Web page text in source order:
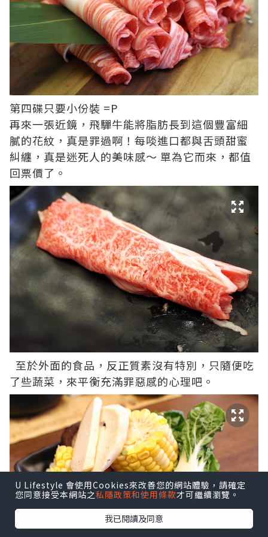
第四碟只要小份裝 =P
再來一張近鏡，飛驒牛能將脂肪長到這個豐富細
膩的花紋，真是罪過啊！每啖進口都與舌頭甜蜜
糾纏，真是迷死人的美味感～ 單為它而來，都值
回票價了。
至於外面的食品，反正質素沒有特別，只隨便吃
了些蔬菜，來平衡充滿罪惡感的心理吧。
U Lifestyle 會使用Cookies來改善您的網站體驗，請確定
您同意接受本網站之私隱政策和使用條款才可繼續瀏覽。
我已閱讀及同意